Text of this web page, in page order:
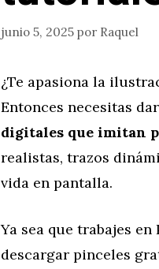
junio 5, 2025 por Raquel
¿Te apasiona la
Entonces necesitas
digitales que imitan
realistas, trazos
vida en pantalla.
Ya sea que trabajes
descargar pinceles